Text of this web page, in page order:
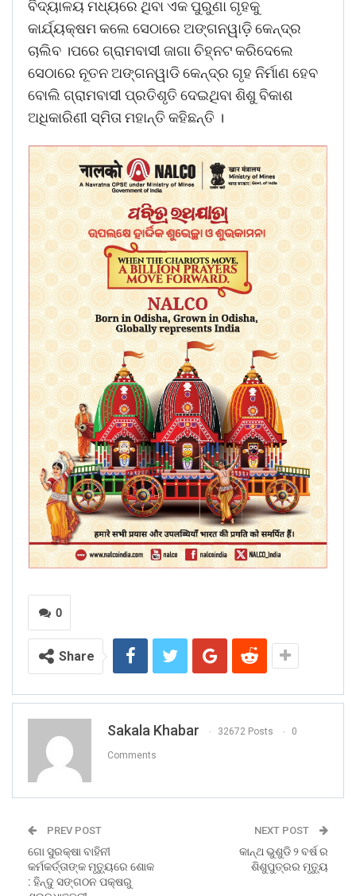
ବିଦ୍ୟାଳୟ ମଧ୍ୟରେ ଥିବା ଏକ ପୁରୁଣା ଗୃହକୁ
କାର୍ଯ୍ୟକ୍ଷମ କଲେ ସେଠାରେ ଅଙ୍ଗନୱାଡ଼ି କେନ୍ଦ୍ର
ଚାଲିବ ।ପରେ ଗ୍ରାମବାସୀ ଜାଗା ଚିହ୍ନଟ କରିଦେଲେ
ସେଠାରେ ନୂତନ ଅଙ୍ଗନୱାଡି କେନ୍ଦ୍ର ଗୃହ ନିର୍ମାଣ ହେବ
ବୋଲି ଗ୍ରାମବାସୀ ପ୍ରତିଶୃତି ଦେଇଥିବା ଶିଶୁ ବିକାଶ
ଅଧିକାରିଣୀ ସ୍ମିତା ମହାନ୍ତି କହିଛନ୍ତି ।
0
Share
Sakala Khabar 32672 Posts 0
Comments
PREV POST
ଗୋ ସୁରକ୍ଷା ବାହିନୀ
କର୍ମକର୍ତ୍ତାଙ୍କ ମୃତ୍ୟୁରେ ଶୋକ
: ହିନ୍ଦୁ ସଙ୍ଗଠନ ପକ୍ଷରୁ
NEXT POST
କାନ୍ଥ ଭୁଶୁଡି ୨ ବର୍ଷ ର
ଶିଶୁପୁତ୍ରର ମୃତ୍ୟୁ